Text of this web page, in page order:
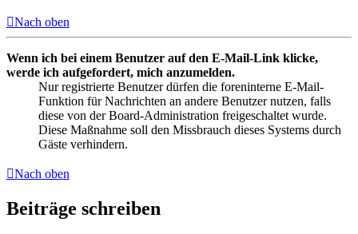
Nach oben
Wenn ich bei einem Benutzer auf den E-Mail-Link klicke,
werde ich aufgefordert, mich anzumelden.
Nur registrierte Benutzer dürfen die foreninterne E-Mail-
Funktion für Nachrichten an andere Benutzer nutzen, falls
diese von der Board-Administration freigeschaltet wurde.
Diese Maßnahme soll den Missbrauch dieses Systems durch
Gäste verhindern.
Nach oben
Beiträge schreiben